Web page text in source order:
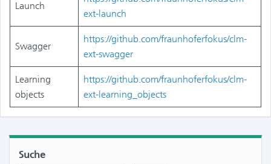
Launch
ext-launch
Swagger
https://github.com/fraunhoferfokus/clm-
ext-swagger
Learning
objects
https://github.com/fraunhoferfokus/clm-
ext-learning_objects
Suche